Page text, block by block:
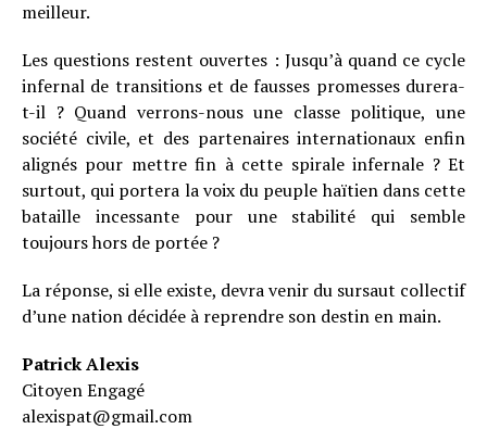
meilleur.
Les questions restent ouvertes : Jusqu’à quand ce cycle
infernal de transitions et de fausses promesses durera-
t-il ? Quand verrons-nous une classe politique, une
société civile, et des partenaires internationaux enfin
alignés pour mettre fin à cette spirale infernale ? Et
surtout, qui portera la voix du peuple haïtien dans cette
bataille incessante pour une stabilité qui semble
toujours hors de portée ?
La réponse, si elle existe, devra venir du sursaut collectif
d’une nation décidée à reprendre son destin en main.
Patrick Alexis
Citoyen Engagé
alexispat@gmail.com